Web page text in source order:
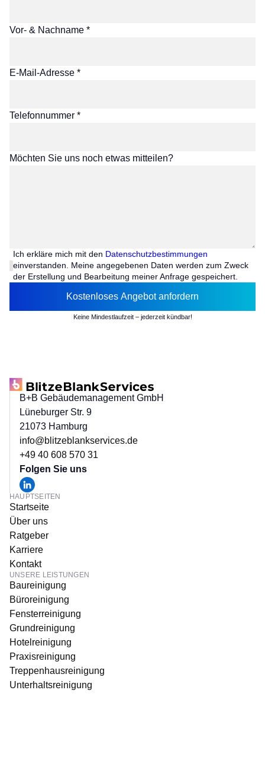
Vor- & Nachname *
E-Mail-Adresse *
Telefonnummer *
Möchten Sie uns noch etwas mitteilen?
Ich erkläre mich mit den Datenschutzbestimmungen
einverstanden. Meine angegebenen Daten werden zum Zweck
der Erstellung und Bearbeitung meiner Anfrage gespeichert.
Keine Mindestlaufzeit – jederzeit kündbar!
B+B Gebäudemanagement GmbH
Lüneburger Str. 9
21073 Hamburg
info@blitzeblankservices.de
+49 40 608 570 31
Folgen Sie uns
HAUPTSEITEN
Startseite
Über uns
Ratgeber
Karriere
Kontakt
UNSERE LEISTUNGEN
Baureinigung
Büroreinigung
Fensterreinigung
Grundreinigung
Hotelreinigung
Praxisreinigung
Treppenhausreinigung
Unterhaltsreinigung